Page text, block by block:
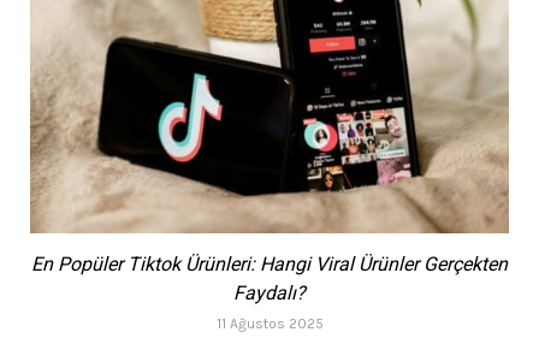
En Popüler Tiktok Ürünleri: Hangi Viral Ürünler Gerçekten
Faydalı?
11 Ağustos 2025